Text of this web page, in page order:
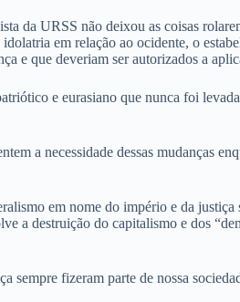
da URSS não deixou as coisas
em relação ao ocidente, o
e que deveriam ser autorizados a
e eurasiano que nunca foi
a necessidade dessas mudanças
em nome do império e da justiça
a destruição do capitalismo e dos
sempre fizeram parte de nossa